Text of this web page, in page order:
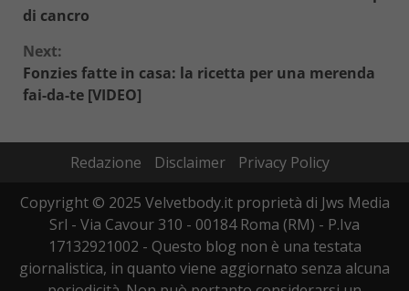
Reading
di cancro
Next:
Fonzies fatte in casa: la ricetta per una merenda
fai-da-te [VIDEO]
Redazione Disclaimer
Privacy Policy
Copyright © 2025 Velvetbody.it proprietà di Jws Media
Srl - Via Cavour 310 - 00184 Roma (RM) - P.Iva
17132921002 - Questo blog non è una testata
giornalistica, in quanto viene aggiornato senza alcuna